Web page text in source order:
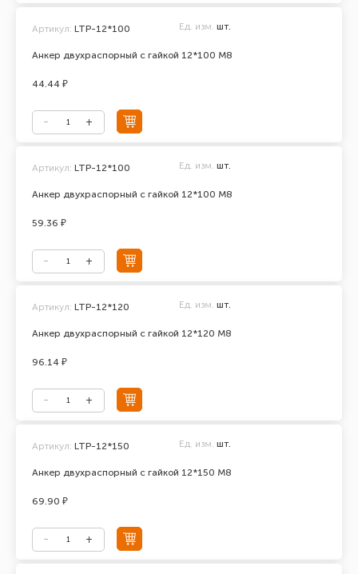
Анкер двухраспорный с гайкой 12*100 М8
Артикул: LTP-12*100 Ед. изм. шт.
44.44 ₽
Анкер двухраспорный с гайкой 12*100 М8
Артикул: LTP-12*100 Ед. изм. шт.
59.36 ₽
Анкер двухраспорный с гайкой 12*120 М8
Артикул: LTP-12*120 Ед. изм. шт.
96.14 ₽
Анкер двухраспорный с гайкой 12*150 М8
Артикул: LTP-12*150 Ед. изм. шт.
69.90 ₽